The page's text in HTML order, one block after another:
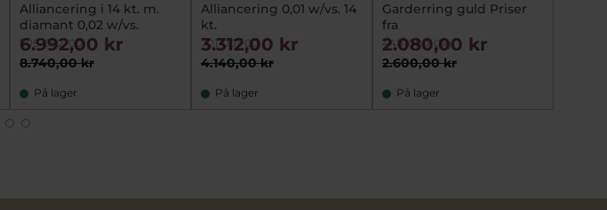
Alliancering i 14 kt. m.
diamant 0,02 w/vs.
705-002-00
8.740,00 kr
6.992,00 kr
På lager
Alliancering 0,01 w/vs. 14
kt.
701-001-00
4.140,00 kr
3.312,00 kr
På lager
Garderring guld Priser
fra
448-000-01g
2.600,00 kr
2.080,00 kr
På lager